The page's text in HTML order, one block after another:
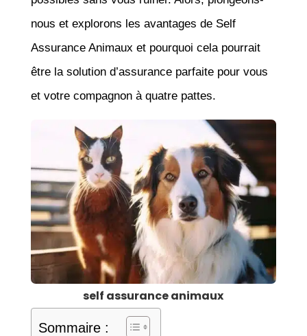
nous et explorons les avantages de Self
Assurance Animaux et pourquoi cela pourrait
être la solution d’assurance parfaite pour vous
et votre compagnon à quatre pattes.
self assurance animaux
Sommaire :